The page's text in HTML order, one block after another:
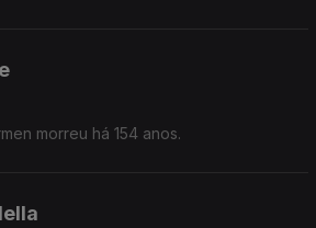
morreu há 154 anos.